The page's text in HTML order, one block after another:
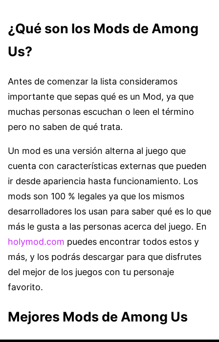
¿Qué son los Mods de Among
Us?
Antes de comenzar la lista consideramos
importante que sepas qué es un Mod, ya que
muchas personas escuchan o leen el término
pero no saben de qué trata.
Un mod es una versión alterna al juego que
cuenta con características externas que pueden
ir desde apariencia hasta funcionamiento. Los
mods son 100 % legales ya que los mismos
desarrolladores los usan para saber qué es lo que
más le gusta a las personas acerca del juego. En
holymod.com puedes encontrar todos estos y
más, y los podrás descargar para que disfrutes
del mejor de los juegos con tu personaje
favorito.
Mejores Mods de Among Us